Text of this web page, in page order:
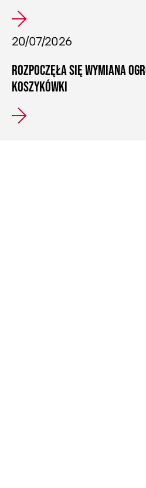
20/07/2026
ROZPOCZĘŁA SIĘ WYMIANA
KOSZYKÓWKI